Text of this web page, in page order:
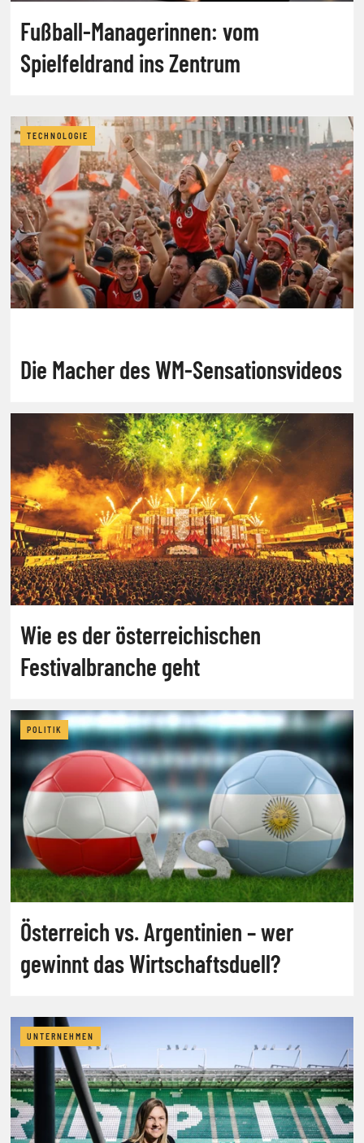
Fußball-Managerinnen: vom
Spielfeldrand ins Zentrum
TECHNOLOGIE
Die Macher des WM-Sensationsvideos
Wie es der österreichischen
Festivalbranche geht
POLITIK
Österreich vs. Argentinien – wer
gewinnt das Wirtschaftsduell?
UNTERNEHMEN